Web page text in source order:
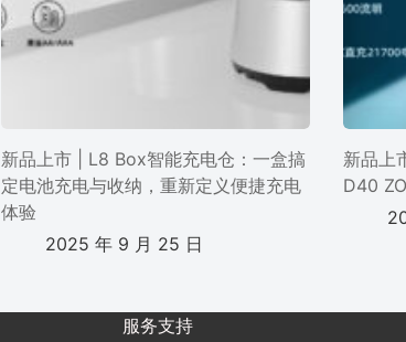
新品上市 | L8 Box智能充电仓：一盒搞
定电池充电与收纳，重新定义便捷充电
体验
2025 年 9 月 25 日
新品上
D40
服务支持